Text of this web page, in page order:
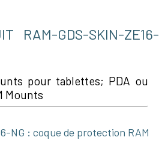
RAM-GDS-SKIN-ZE16-
pour tablettes; PDA ou
Mounts
NG : coque de protection RAM